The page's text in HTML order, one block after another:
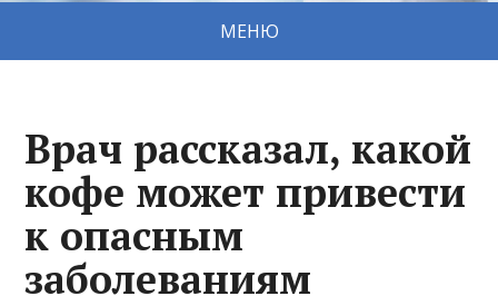
МЕНЮ
Врач рассказал, какой
кофе может привести
к опасным
заболеваниям